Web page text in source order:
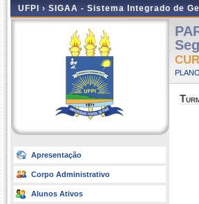
UFPI › SIGAA - Sistema Integrado de
Apresentação
Corpo Administrativo
Alunos Ativos